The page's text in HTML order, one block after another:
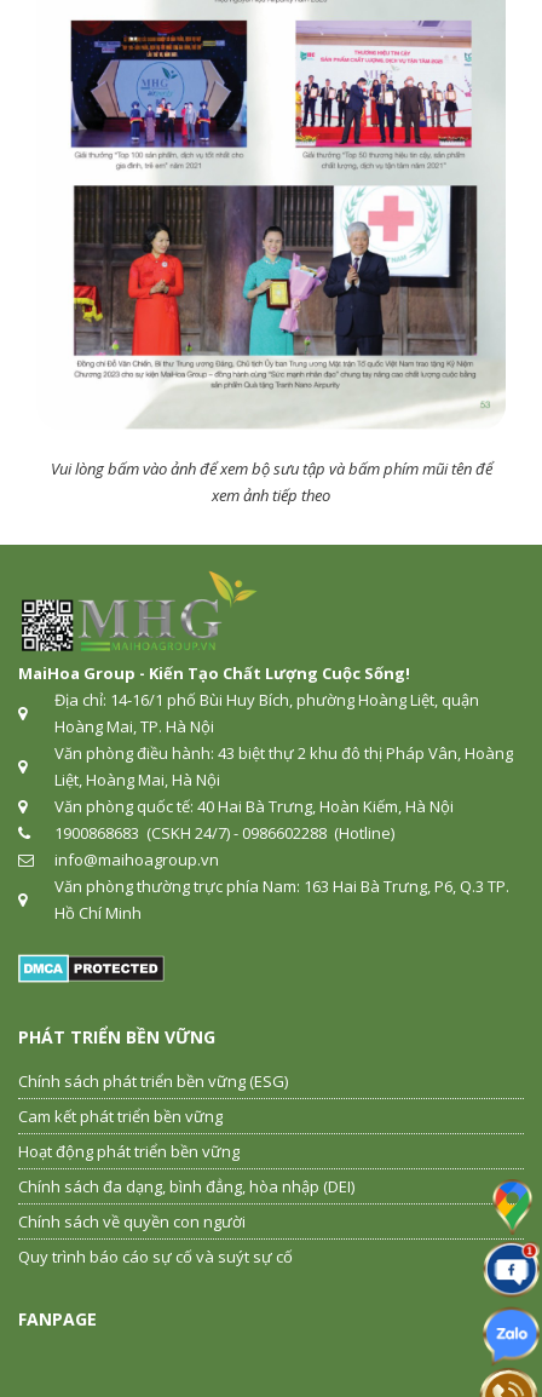
Vui lòng bấm vào ảnh để xem bộ sưu tập và bấm phím mũi tên để
xem ảnh tiếp theo
MaiHoa Group - Kiến Tạo Chất Lượng Cuộc Sống!
Địa chỉ: 14-16/1 phố Bùi Huy Bích, phường Hoàng Liệt, quận
Hoàng Mai, TP. Hà Nội
Văn phòng điều hành: 43 biệt thự 2 khu đô thị Pháp Vân, Hoàng
Liệt, Hoàng Mai, Hà Nội
Văn phòng quốc tế: 40 Hai Bà Trưng, Hoàn Kiếm, Hà Nội
1900868683 (CSKH 24/7) - 0986602288 (Hotline)
info@maihoagroup.vn
Văn phòng thường trực phía Nam: 163 Hai Bà Trưng, P6, Q.3 TP.
Hồ Chí Minh
PHÁT TRIỂN BỀN VỮNG
Chính sách phát triển bền vững (ESG)
Cam kết phát triển bền vững
Hoạt động phát triển bền vững
Chính sách đa dạng, bình đẳng, hòa nhập (DEI)
Chính sách về quyền con người
Quy trình báo cáo sự cố và suýt sự cố
FANPAGE